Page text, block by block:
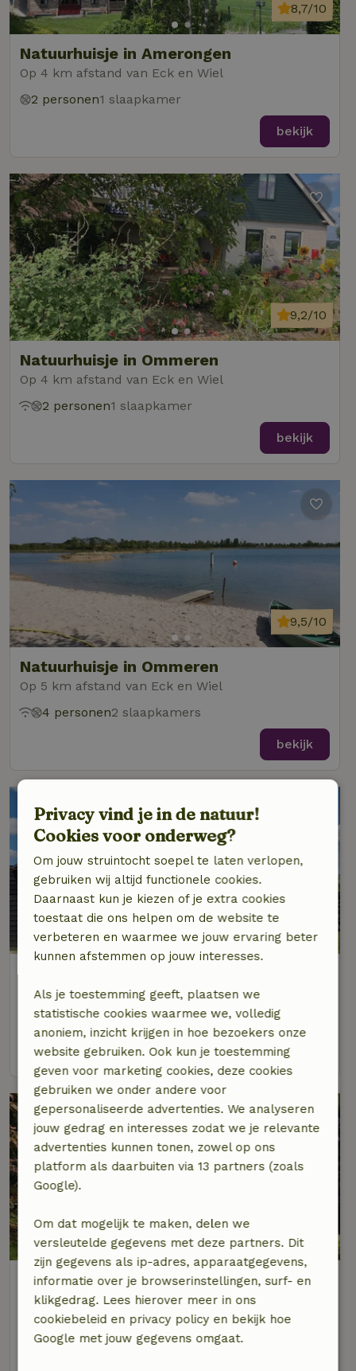
Natuurhuisje in Amerongen
Op 4 km afstand van Eck en Wiel
8,7/10
2 personen1 slaapkamer
bekijk
Natuurhuisje in Ommeren
Op 4 km afstand van Eck en Wiel
9,2/10
2 personen1 slaapkamer
bekijk
Natuurhuisje in Ommeren
Op 5 km afstand van Eck en Wiel
9,5/10
4 personen2 slaapkamers
bekijk
Op 5 km afstand van Eck en Wiel
4 personen2 slaapkamers
bekijk
Natuurhuisje in Leersum
Op 6 km afstand van Eck en Wiel
9,2/10
3 personen 2 slaapkamers
Privacy vind je in de natuur!
Cookies voor onderweg?
Om jouw struintocht soepel te laten verlopen,
gebruiken wij altijd functionele cookies.
Daarnaast kun je kiezen of je extra cookies
toestaat die ons helpen om de website te
verbeteren en waarmee we jouw ervaring beter
kunnen afstemmen op jouw interesses.
Als je toestemming geeft, plaatsen we
statistische cookies waarmee we, volledig
anoniem, inzicht krijgen in hoe bezoekers onze
website gebruiken. Ook kun je toestemming
geven voor marketing cookies, deze cookies
gebruiken we onder andere voor
gepersonaliseerde advertenties. We analyseren
jouw gedrag en interesses zodat we je relevante
advertenties kunnen tonen, zowel op ons
platform als daarbuiten via 13 partners (zoals
Google).
Om dat mogelijk te maken, delen we
versleutelde gegevens met deze partners. Dit
zijn gegevens als ip-adres, apparaatgegevens,
informatie over je browserinstellingen, surf- en
klikgedrag. Lees hierover meer in ons
cookiebeleid en privacy policy en bekijk hoe
Google met jouw gegevens omgaat.